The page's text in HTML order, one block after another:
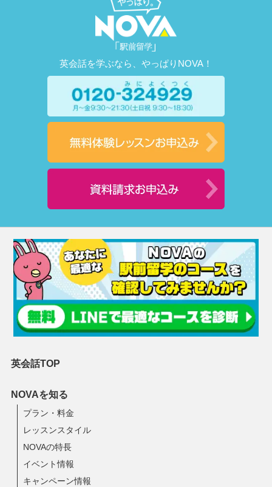
英会話を学ぶなら、やっぱりNOVA！
英会話TOP
NOVAを知る
プラン・料金
レッスンスタイル
NOVAの特長
イベント情報
キャンペーン情報